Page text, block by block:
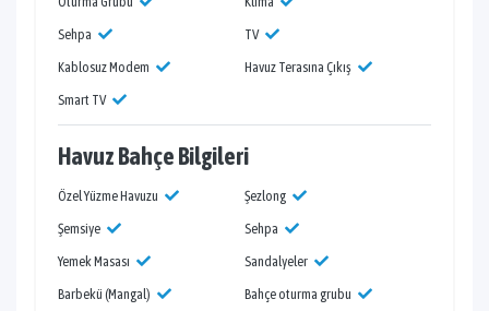
Sehpa
TV
Kablosuz Modem
Havuz Terasına Çıkış
Smart TV
Havuz Bahçe Bilgileri
Özel Yüzme Havuzu
Şezlong
Şemsiye
Sehpa
Yemek Masası
Sandalyeler
Barbekü (Mangal)
Bahçe oturma grubu